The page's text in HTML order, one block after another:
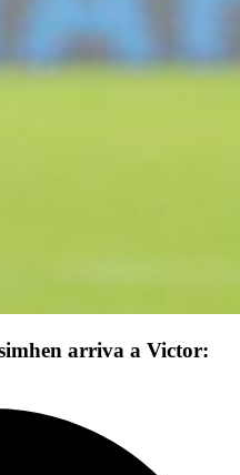
arriva a Victor: